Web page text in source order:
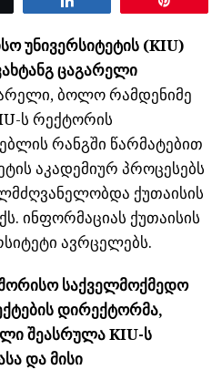
უნივერსიტეტის (KIU)
ცაგარელი
ბოლო რამდენიმე
ს რექტორის
რანგში წარმატებით
აკადემიურ პროცესებს
ქუთაისის
ინფორმაციას ქუთაისის
ავრცელებს.
საქველმოქმედო
დირექტორმა,
შეასრულა KIU-ს
და მისი